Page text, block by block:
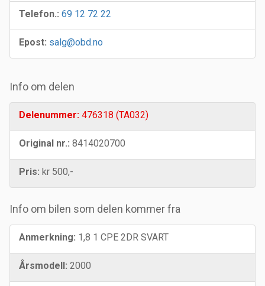
Telefon.: 69 12 72 22
Epost: salg@obd.no
Info om delen
Delenummer: 476318 (TA032)
Original nr.: 8414020700
Pris: kr 500,-
Info om bilen som delen kommer fra
Anmerkning: 1,8 1 CPE 2DR SVART
Årsmodell: 2000